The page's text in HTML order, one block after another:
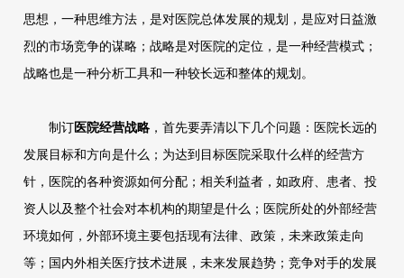
思想，一种思维方法，是对医院总体发展的规划，是应对日益激
烈的市场竞争的谋略；战略是对医院的定位，是一种经营模式；
战略也是一种分析工具和一种较长远和整体的规划。
制订医院经营战略 ，首先要弄清以下几个问题：医院长远的
发展目标和方向是什么；为达到目标医院采取什么样的经营方
针，医院的各种资源如何分配；相关利益者，如政府、患者、投
资人以及整个社会对本机构的期望是什么；医院所处的外部经营
环境如何，外部环境主要包括现有法律、政策，未来政策走向
等；国内外相关医疗技术进展，未来发展趋势；竞争对手的发展